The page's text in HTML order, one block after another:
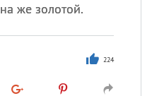
же золотой.
224